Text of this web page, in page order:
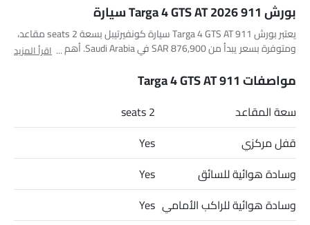
بورش 911 Targa 4 GTS AT 2026 سيارة
يعتبر بورش 911 Targa 4 GTS AT سيارة كونفيرتيبل بسعة 2 seats مقاعد،
ومتوفرة بسعر يبدأ من SAR 876,900 في Saudi Arabia. أهم المنافسين
4MATIC Plus, CLA 200 و CLA 250.
اقرأ المزيد
مواصفات 911 Targa 4 GTS AT
سعة المقاعد
2 seats
قفل مركزي
Yes
وسادة هوائية للسائق
Yes
وسادة هوائية للراكب الأمامي Yes